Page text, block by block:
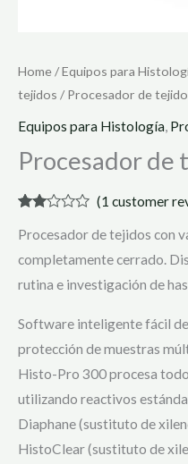
Home/Equipos para
tejidos / Procesador de
Equipos para Histología
Procesador de
2.00
of 5
on
(1 customer
Procesador de tejidos con
completamente cerrado.
rutina e investigación de
Software inteligente fácil
protección de muestras
Histo-Pro 300 procesa
utilizando reactivos
Diaphane (sustituto de
HistoClear (sustituto de